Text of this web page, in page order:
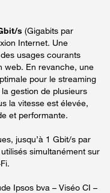
s (Gigabits par
Internet. Une
usages courants
web. En revanche, une
pour le streaming
gestion de plusieurs
la vitesse est élevée,
et performante.
jusqu’à 1 Gbit/s par
simultanément sur
Ipsos bva – Viséo CI –